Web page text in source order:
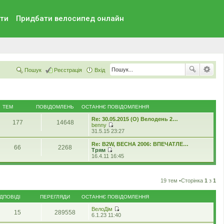
Придбати велосипед онлайн
Вхід
Реєстрація
Пошук
ТЕМ ПОВІДОМЛЕНЬ ОСТАННЄ ПОВІДОМЛЕННЯ
177 14648
Re: 30.05.2015 (O) Велодень 2…
benny
П
е
р
е
г
л
я
и
о
с
т
а
31.5.15 23:27
66 2268
Re: B2W, ВЕСНА 2006: ВПЕЧАТЛЕ…
Трям
П
е
р
я
н
у
и
о
16.4.11 16:45
19 тем •Сторінка 1 з 1
ПЕРЕГЛЯДИ ОСТАННЄ ПОВІДОМЛЕННЯ
15 289558
ВелоДім
П
6.1.23 11:40